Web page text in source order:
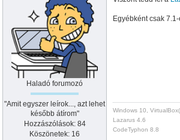
Haladó forumozó
"Amit egyszer leírok..., azt lehet
később átírom"
Hozzászólások: 84
Köszönetek: 16
Egyébként csak
Windows 10,
Lazarus 4.6
CodeTyphon 8.8